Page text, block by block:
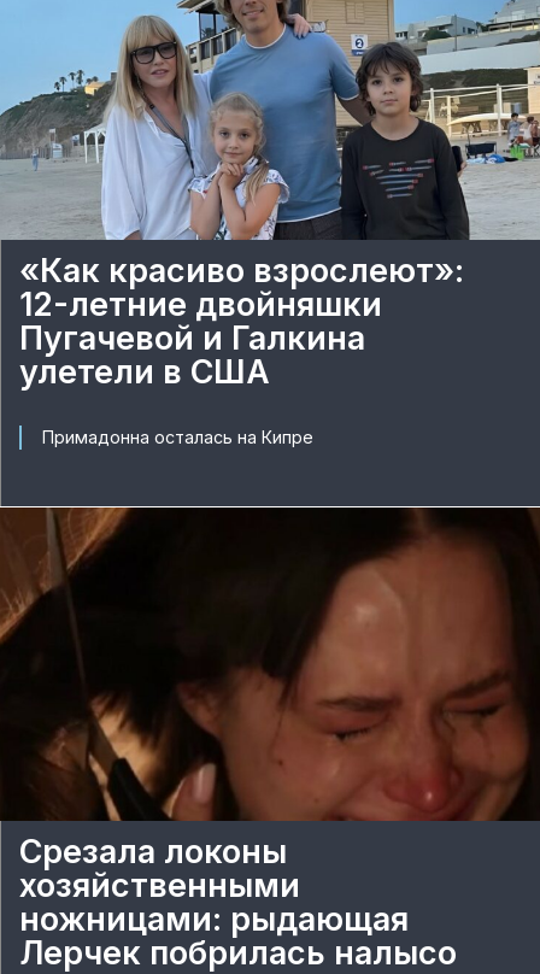
«Как красиво взрослеют»:
12-летние двойняшки
Пугачевой и Галкина
улетели в США
Примадонна осталась на Кипре
Срезала локоны
хозяйственными
ножницами: рыдающая
Лерчек побрилась налысо